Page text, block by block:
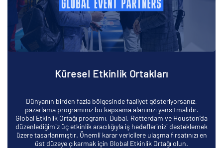
Küresel Etkinlik Ortakları
Dünyanın birden fazla bölgesinde faaliyet gösteriyorsanız,
pazarlama programınız bu kapsama alanınızı yansıtmalıdır.
Global Etkinlik Ortağı programı, Dubai, Rotterdam ve Houston’da
düzenlediğimiz üç etkinlik aracılığıyla iş hedeflerinizi desteklemek
üzere tasarlanmıştır. Önemli karar vericilere ulaşma fırsatınızı en
üst düzeye çıkarmak için Global Etkinlik Ortağı olun.